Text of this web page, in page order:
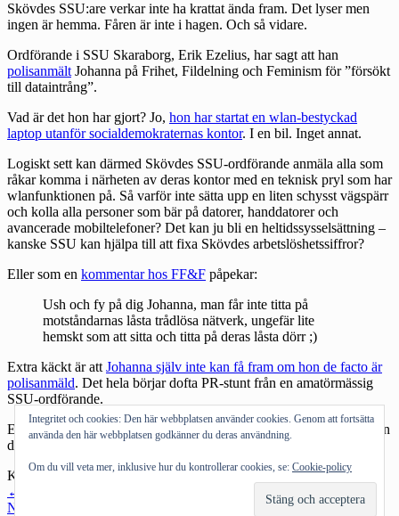
Skövdes SSU:are verkar inte ha krattat ända fram. Det lyser men
ingen är hemma. Fåren är inte i hagen. Och så vidare.
Ordförande i SSU Skaraborg, Erik Ezelius, har sagt att han
polisanmältJohanna på Frihet, Fildelning och Feminism för ”försökt
till dataintrång”.
Vad är det hon har gjort? Jo, hon har startat en wlan-bestyckad
laptop utanför socialdemokraternas kontor. I en bil. Inget annat.
Logiskt sett kan därmed Skövdes SSU-ordförande anmäla alla som
råkar komma i närheten av deras kontor med en teknisk pryl som har
wlanfunktionen på. Så varför inte sätta upp en liten schysst vägspärr
och kolla alla personer som bär på datorer, handdatorer och
avancerade mobiltelefoner? Det kan ju bli en heltidssysselsättning –
kanske SSU kan hjälpa till att fixa Skövdes arbetslöshetssiffror?
Eller som en kommentar hos FF&F påpekar:
Ush och fy på dig Johanna, man får inte titta på
motståndarnas låsta trådlösa nätverk, ungefär lite
hemskt som att sitta och titta på deras låsta dörr ;)
Extra käckt är attJohanna själv inte kan få fram om hon de facto är
polisanmäld. Det hela börjar dofta PR-stunt från en amatörmässig
SSU-ordförande.
Erik Ezelius borde stämmas för ärekränkning. Eftersom han inte kan
dömas för dumhet.
Kategorier:Allmänt tyckande
Inläggsnavigering
←
Nästa inlägg
Integritet och cookies: Den här webbplatsen använder cookies. Genom att fortsätta
använda den här webbplatsen godkänner du deras användning.
Om du vill veta mer, inklusive hur du kontrollerar cookies, se: Cookie-policy